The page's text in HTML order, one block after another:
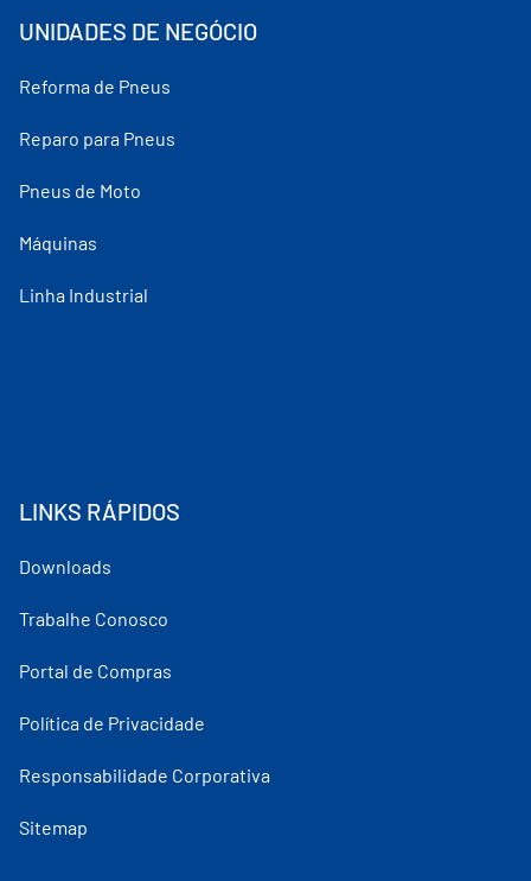
UNIDADES DE NEGÓCIO
Reforma de Pneus
Reparo para Pneus
Pneus de Moto
Máquinas
Linha Industrial
LINKS RÁPIDOS
Downloads
Trabalhe Conosco
Portal de Compras
Política de Privacidade
Responsabilidade Corporativa
Sitemap